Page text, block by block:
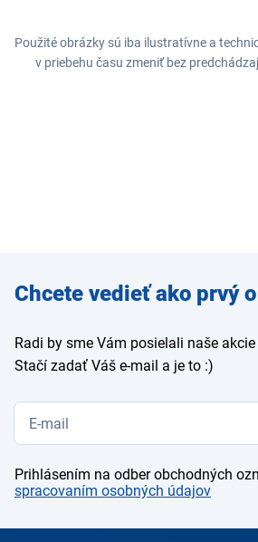
Použité obrázky sú iba ilustratívne a
v priebehu času zmeniť bez
Zadajte
e-mail
Chcete vedieť ako prvý
Radi by sme Vám posielali naše
Stačí zadať Váš e-mail a je to :)
Prihlásením na odber obchodných
spracovaním osobných údajov